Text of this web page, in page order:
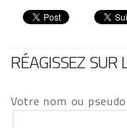
RÉAGISSEZ SUR
Votre nom ou